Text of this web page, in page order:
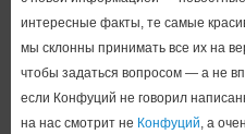
интересные факты, те самые
мы склонны принимать все их на
чтобы задаться вопросом — а не
если Конфуций не говорил
на нас смотрит не Конфуций, а